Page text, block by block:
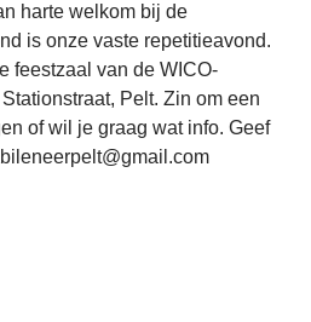
harte welkom bij de
is onze vaste repetitieavond.
feestzaal van de WICO-
Pelt. Zin om een
of wil je graag wat info. Geef